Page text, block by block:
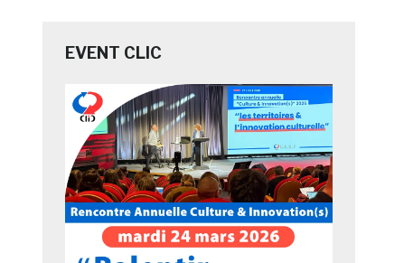
EVENT CLIC